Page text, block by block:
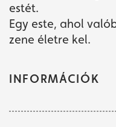
estét.
Egy este, ahol
zene életre kel.
INFORMÁCIÓK